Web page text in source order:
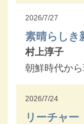
2026/7/27
素晴らしき
村上淳子
朝鮮時代か
2026/7/24
リーチャー